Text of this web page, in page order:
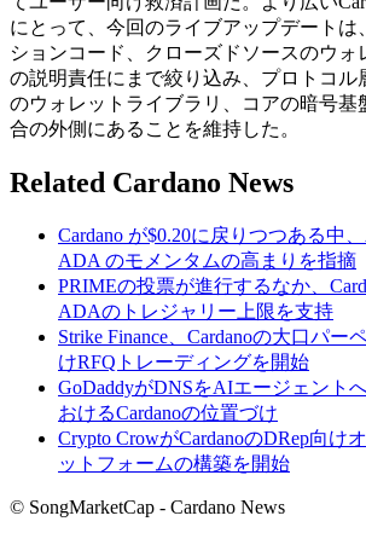
にとって、今回のライブアップデートは
ションコード、クローズドソースのウォ
の説明責任にまで絞り込み、プロトコル
のウォレットライブラリ、コアの暗号基
合の外側にあることを維持した。
Related Cardano News
Cardano が$0.20に戻りつつある中
ADA のモメンタムの高まりを指摘
PRIMEの投票が進行するなか、
ADAのトレジャリー上限を支持
Strike Finance、Cardanoの大口パー
けRFQトレーディングを開始
GoDaddyがDNSをAIエージェント
おけるCardanoの位置づけ
Crypto CrowがCardanoのDRep向け
ットフォームの構築を開始
© SongMarketCap - Cardano News